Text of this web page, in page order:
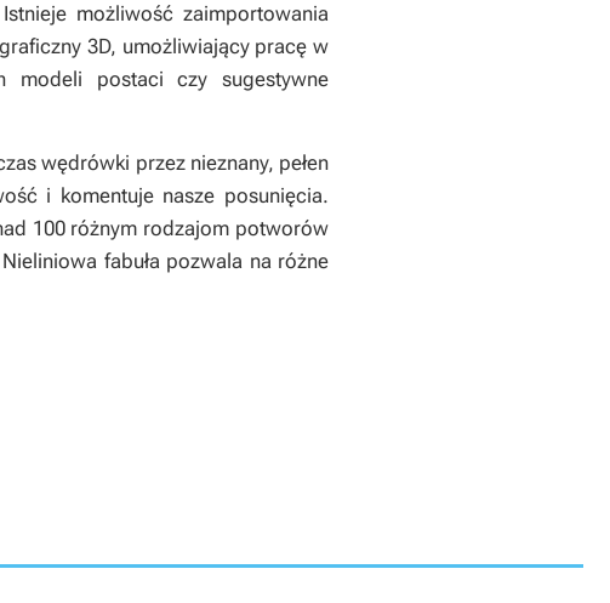
możliwość zaimportowania
3D, umożliwiający pracę w
modeli postaci czy sugestywne
wędrówki przez nieznany, pełen
i komentuje nasze posunięcia.
100 różnym rodzajom potworów
fabuła pozwala na różne